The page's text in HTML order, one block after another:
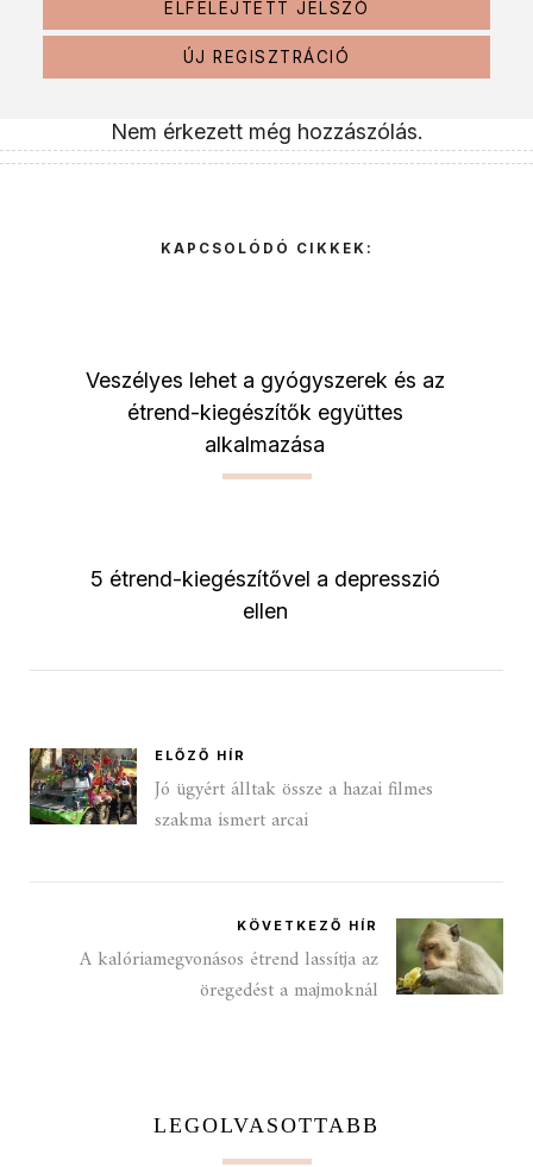
ELFELEJTETT JELSZÓ
ÚJ REGISZTRÁCIÓ
Nem érkezett még hozzászólás.
KAPCSOLÓDÓ CIKKEK:
Veszélyes lehet a gyógyszerek és az
étrend-kiegészítők együttes
alkalmazása
5 étrend-kiegészítővel a depresszió
ellen
ELŐZŐ HÍR
Jó ügyért álltak össze a hazai filmes
szakma ismert arcai
KÖVETKEZŐ HÍR
A kalóriamegvonásos étrend lassítja az
öregedést a majmoknál
LEGOLVASOTTABB